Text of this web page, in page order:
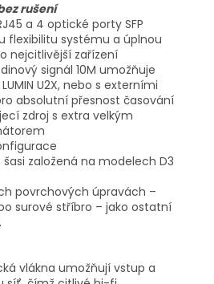
rušení
a 4 optické porty SFP
flexibilitu systému a úplnou
nejcitlivější zařízení
signál 10M umožňuje
U2X, nebo s externími
absolutní přesnost časování
zdroj s extra velkým
založená na modelech D3
povrchových úpravách –
surové stříbro – jako ostatní
vlákna umožňují vstup a